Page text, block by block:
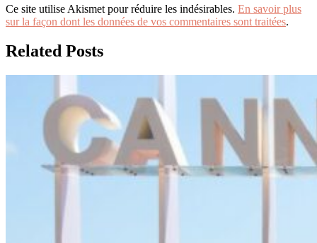
Ce site utilise Akismet pour réduire les indésirables. En savoir plus
sur la façon dont les données de vos commentaires sont traitées.
Related Posts